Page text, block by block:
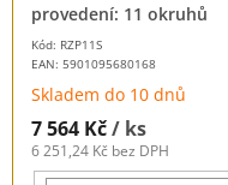
Kód: RZP11S
EAN: 5901095680168
provedení: 11 okruhů
Skladem do 10 dnů
7 564 Kč/ ks
6 251,24 Kč bez DPH